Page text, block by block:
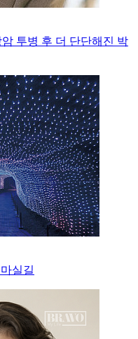
투병 후 더 단단해진 박
실길